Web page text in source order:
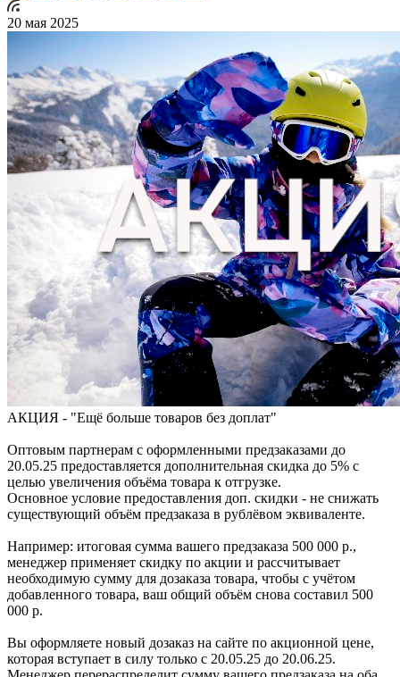
20 мая 2025
АКЦИЯ - "Ещё больше товаров без доплат"
Оптовым партнерам с оформленными предзаказами до
20.05.25 предоставляется дополнительная скидка до 5% с
целью увеличения объёма товара к отгрузке.
Основное условие предоставления доп. скидки - не снижать
существующий объём предзаказа в рублёвом эквиваленте.
Например: итоговая сумма вашего предзаказа 500 000 р.,
менеджер применяет скидку по акции и рассчитывает
необходимую сумму для дозаказа товара, чтобы с учётом
добавленного товара, ваш общий объём снова составил 500
000 р.
Вы оформляете новый дозаказ на сайте по акционной цене,
которая вступает в силу только с 20.05.25 до 20.06.25.